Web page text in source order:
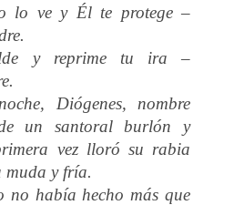
lo ve y Él te protege –
y reprime tu ira –
Diógenes, nombre
un santoral burlón y
vez lloró su rabia
muda y fría.
no había hecho más que